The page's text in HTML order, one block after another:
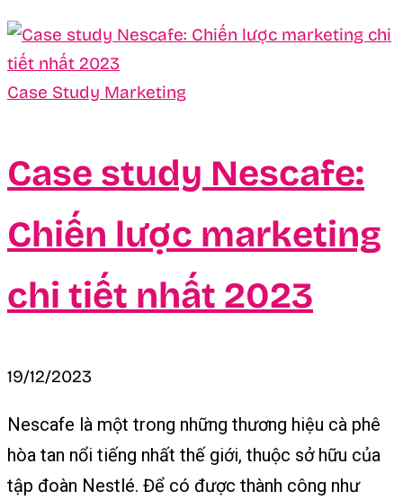
Case Study Marketing
Case study Nescafe:
Chiến lược marketing
chi tiết nhất 2023
19/12/2023
Nescafe là một trong những thương hiệu cà phê
hòa tan nổi tiếng nhất thế giới, thuộc sở hữu của
tập đoàn Nestlé. Để có được thành công như